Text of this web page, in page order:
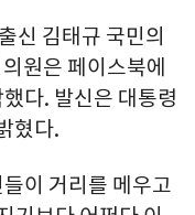
신 김태규 국민의
원은 페이스북에
다. 발신은 대통령
혔다.
이 거리를 메우고